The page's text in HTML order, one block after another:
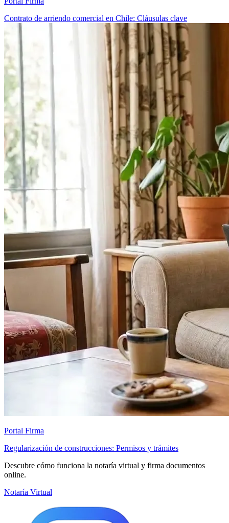
Contrato de arriendo comercial en Chile: Cláusulas clave
Portal Firma
Regularización de construcciones: Permisos y trámites
Descubre cómo funciona la notaría virtual y firma documentos
online.
Notaría Virtual